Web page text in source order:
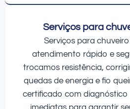
Serviços para
Serviços para
atendimento rápido e
trocamos resistência,
quedas de energia e fio
certificado com diagnóstico